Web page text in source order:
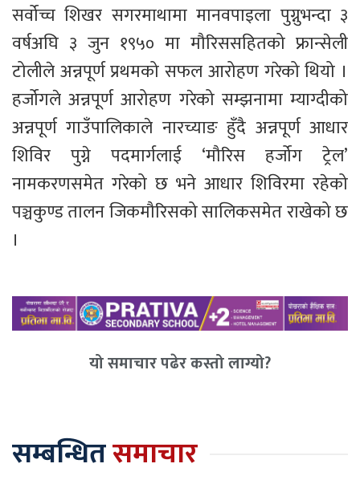
सर्वोच्च शिखर सगरमाथामा मानवपाइला पुग्नुभन्दा ३
वर्षअघि ३ जुन १९५० मा मौरिससहितको फ्रान्सेली
टोलीले अन्नपूर्ण प्रथमको सफल आरोहण गरेको थियो ।
हर्जोगले अन्नपूर्ण आरोहण गरेको सम्झनामा म्याग्दीको
अन्नपूर्ण गाउँपालिकाले नारच्याङ हुँदै अन्नपूर्ण आधार
शिविर पुग्ने पदमार्गलाई ‘मौरिस हर्जोग ट्रेल’
नामकरणसमेत गरेको छ भने आधार शिविरमा रहेको
पञ्चकुण्ड तालन जिकमौरिसको सालिकसमेत राखेको छ
।
यो समाचार पढेर कस्तो लाग्यो?
सम्बन्धितसमाचार